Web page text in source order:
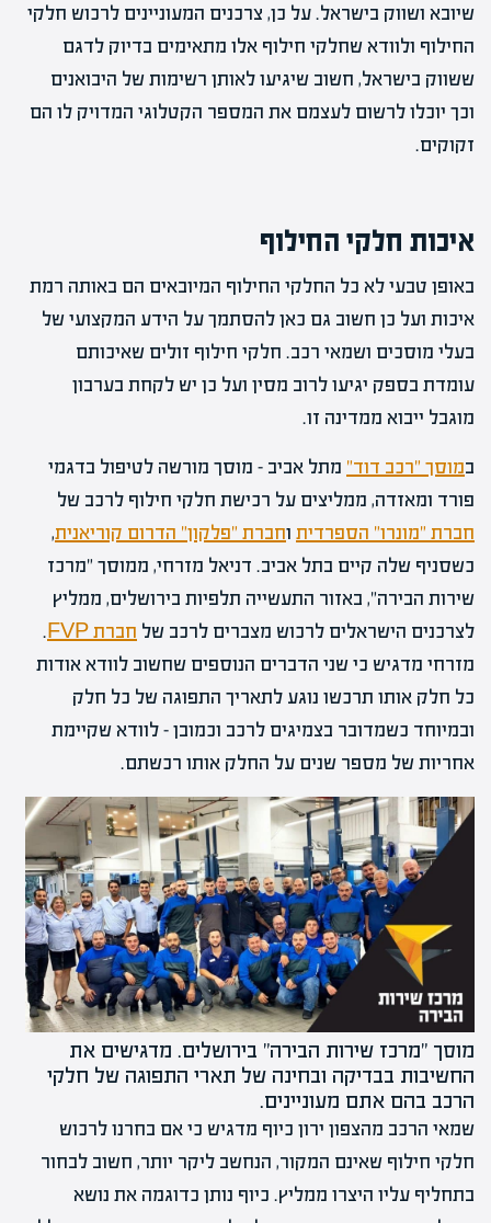
שיובא ושווק בישראל. על כן, צרכנים המעוניינים לרכוש חלקי
החילוף ולוודא שחלקי חילוף אלו מתאימים בדיוק לדגם
ששווק בישראל, חשוב שיגיעו לאותן רשימות של היבואנים
וכך יוכלו לרשום לעצמם את המספר הקטלוגי המדויק לו הם
זקוקים.
איכות חלקי החילוף
באופן טבעי לא כל החלקי החילוף המיובאים הם באותה רמת
איכות ועל כן חשוב גם כאן להסתמך על הידע המקצועי של
בעלי מוסכים ושמאי רכב. חלקי חילוף זולים שאיכותם
עומדת בספק יגיעו לרוב מסין ועל כן יש לקחת בערבון
מוגבל ייבוא ממדינה זו.
במוסך "רכב דוד" מתל אביב – מוסך מורשה לטיפול בדגמי
פורד ומאזדה, ממליצים על רכישת חלקי חילוף לרכב של
חברת "מונרו" הספרדית וחברת "פלקון" הדרום קוריאנית,
כשסניף שלה קיים בתל אביב. דניאל מזרחי, ממוסך "מרכז
שירות הבירה", באזור התעשייה תלפיות בירושלים, ממליץ
לצרכנים הישראלים לרכוש מצברים לרכב של חברת FVP
.
מזרחי מדגיש כי שני הדברים הנוספים שחשוב לוודא אודות
כל חלק אותו תרכשו נוגע לתאריך התפוגה של כל חלק
ובמיוחד כשמדובר בצמיגים לרכב וכמובן – לוודא שקיימת
אחריות של מספר שנים על החלק אותו רכשתם.
מוסך "מרכז שירות הבירה" בירושלים. מדגישים את
החשיבות בבדיקה ובחינה של תארי התפוגה של חלקי
הרכב בהם אתם מעוניינים.
שמאי הרכב מהצפון ירון כיוף מדגיש כי אם בחרנו לרכוש
חלקי חילוף שאינם המקור, הנחשב ליקר יותר, חשוב לבחור
בתחליף עליו היצרו ממליץ. כיוף נותן כדוגמה את נושא